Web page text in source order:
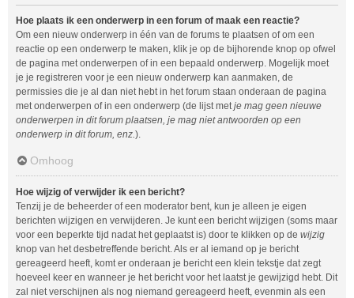
Hoe plaats ik een onderwerp in een forum of maak een reactie?
Om een nieuw onderwerp in één van de forums te plaatsen of om een
reactie op een onderwerp te maken, klik je op de bijhorende knop op ofwel
de pagina met onderwerpen of in een bepaald onderwerp. Mogelijk moet
je je registreren voor je een nieuw onderwerp kan aanmaken, de
permissies die je al dan niet hebt in het forum staan onderaan de pagina
met onderwerpen of in een onderwerp (de lijst metje mag geen nieuwe
onderwerpen in dit forum plaatsen, je mag niet antwoorden op een
onderwerp in dit forum, enz.).
Omhoog
Hoe wijzig of verwijder ik een bericht?
Tenzij je de beheerder of een moderator bent, kun je alleen je eigen
berichten wijzigen en verwijderen. Je kunt een bericht wijzigen (soms maar
voor een beperkte tijd nadat het geplaatst is) door te klikken op de wijzig
knop van het desbetreffende bericht. Als er al iemand op je bericht
gereageerd heeft, komt er onderaan je bericht een klein tekstje dat zegt
hoeveel keer en wanneer je het bericht voor het laatst je gewijzigd hebt. Dit
zal niet verschijnen als nog niemand gereageerd heeft, evenmin als een